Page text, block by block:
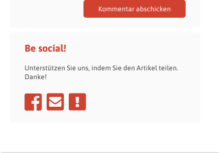
Be social!
Unterstützen Sie uns, indem Sie den Artikel teilen.
Danke!